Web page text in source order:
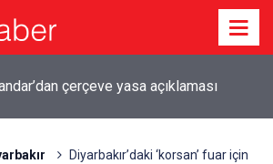
Diyarbakır’daki ‘korsan’ fuar için